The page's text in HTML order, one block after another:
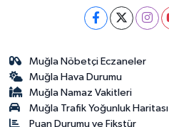
Muğla Nöbetçi Eczaneler
Muğla Hava Durumu
Muğla Namaz Vakitleri
Muğla Trafik Yoğunluk Haritası
Puan Durumu ve Fikstür